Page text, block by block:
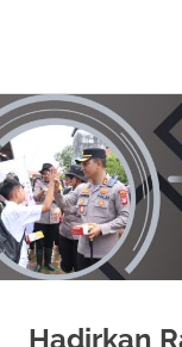
Skip
to
content
Hadirkan